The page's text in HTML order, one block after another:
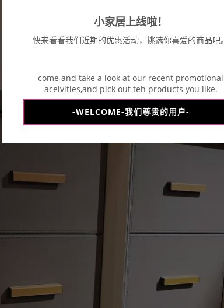
小家居上线啦！
快来看看我们近期的优惠活动，挑选你喜爱的商品吧。
come and take a look at our recent promotional
aceivities,and pick out teh products you like.
-WELCOME-我们尊贵的用户-